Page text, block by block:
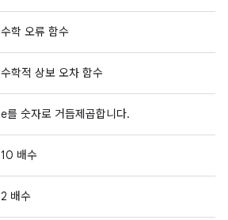
수학 오류 함수
수학적 상보 오차 함수
e를 숫자로 거듭제곱합니다.
10 배수
2 배수